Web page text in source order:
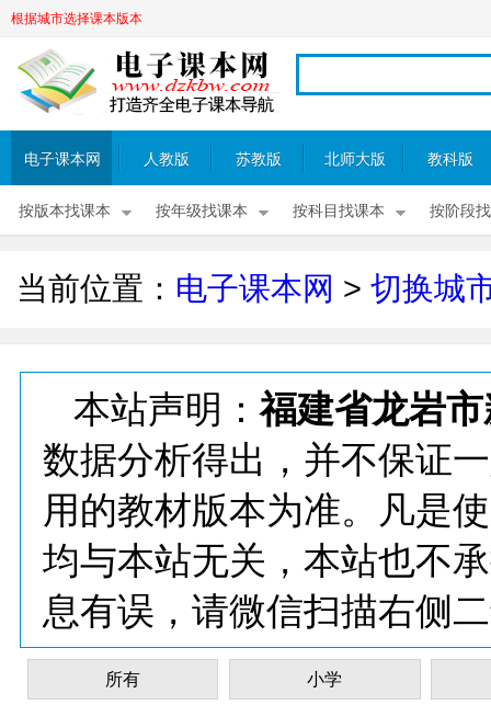
根据城市选择课本版本
电子课本网 人教版 苏教版 北师大版 教科版
按版本找课本 按年级找课本 按科目找课本 按阶段
当前位置： 电子课本网 > 切换城
本站声明：福建省龙岩
数据分析得出，并不保证
用的教材版本为准。凡是
均与本站无关，本站也不
息有误，请微信扫描右侧
所有 小学